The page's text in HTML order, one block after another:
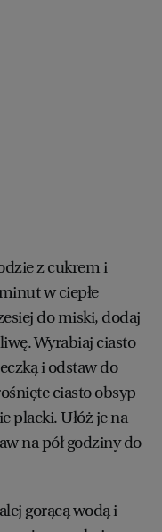
z cukrem i
w ciepłe
do miski, dodaj
Wyrabiaj ciasto
i odstaw do
ciasto obsyp
placki. Ułóż je na
na pół godziny do
gorącą wodą i